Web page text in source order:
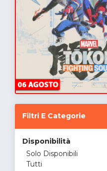
Filtri E Categorie
Disponibilità
Solo Disponibili
Tutti